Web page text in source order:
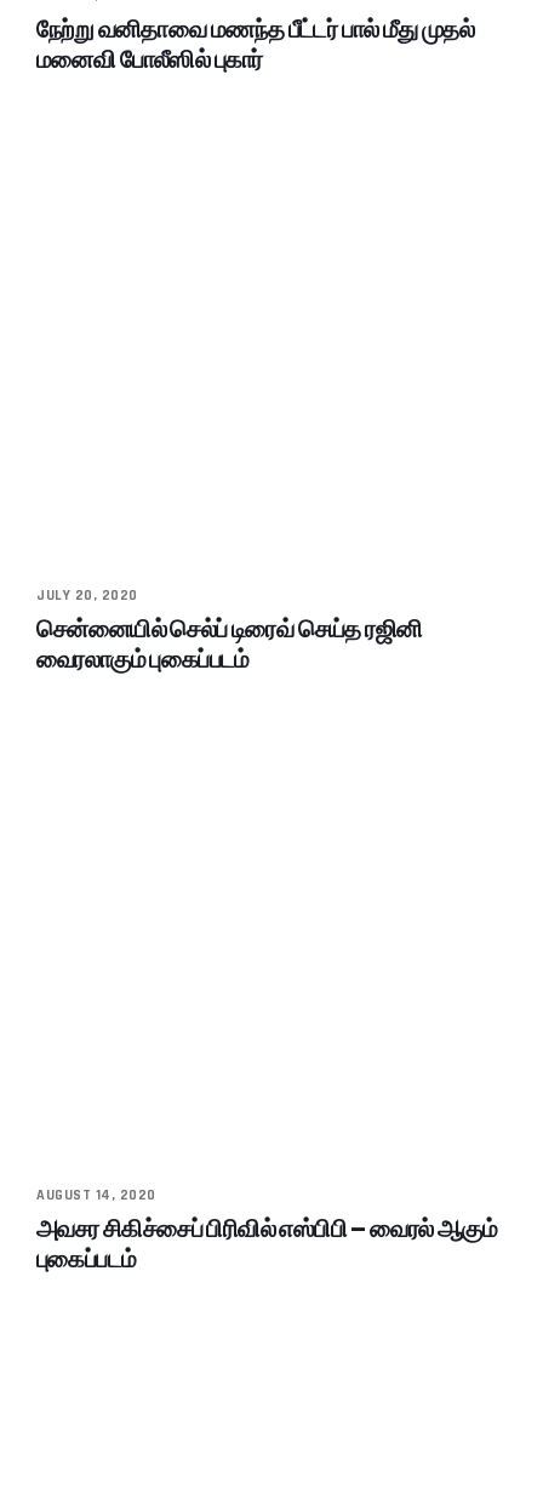
நேற்று வனிதாவை மணந்த பீட்டர் பால் மீது முதல்
மனைவி போலீஸில் புகார்
JULY 20, 2020
சென்னையில் செல்ப் டிரைவ் செய்த ரஜினி
வைரலாகும் புகைப்படம்
AUGUST 14, 2020
அவசர சிகிச்சைப் பிரிவில் எஸ்பிபி – வைரல் ஆகும்
புகைப்படம்